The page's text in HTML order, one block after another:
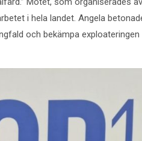
i hela landet. Angela
och bekämpa exploateringen